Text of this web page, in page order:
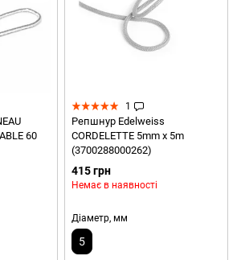
60
1
Репшнур Edelweiss
CORDELETTE 5mm x 5m
(3700288000262)
415 грн
Немає в наявності
Діаметр, мм
5